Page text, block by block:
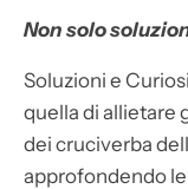
Non solo
Soluzioni e
quella di allietare
dei cruciverba
approfondendo